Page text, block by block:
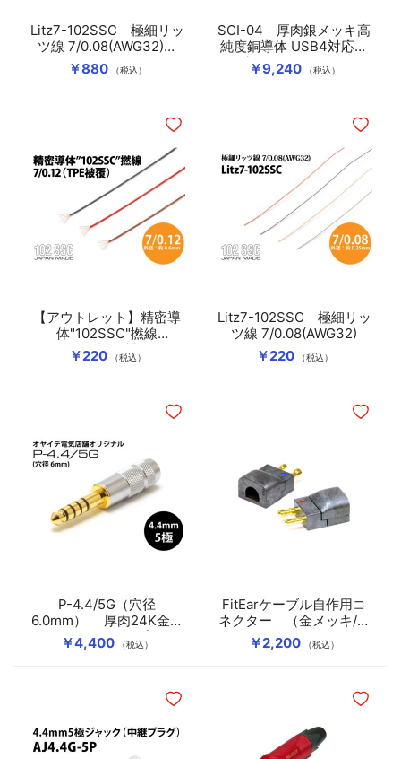
￥880 （税込）
Litz7-102SSC 極細リッ
ツ線 7/0.08(AWG32)
5mボビン巻
￥9,240 （税込）
SCI-04 厚肉銀メッキ高
純度銅導体 USB4対応ケ
ーブル（Type-C to C）
￥220 （税込）
【アウトレット】精密導
体"102SSC"撚線
7/0.12(TPE被覆)
ほしいものリストに追加
￥220 （税込）
Litz7-102SSC 極細リッ
ツ線 7/0.08(AWG32)
ほしい
￥4,400 （税込）
P-4.4/5G（穴径
6.0mm） 厚肉24K金メ
ッキ 4.4mm5極プラグ
ほしいものリストに追加
￥2,200 （税込）
FitEarケーブル自作用コ
ネクター （金メッキ/ペ
ア）
ほしい
ほしいものリストに追加 ほしい